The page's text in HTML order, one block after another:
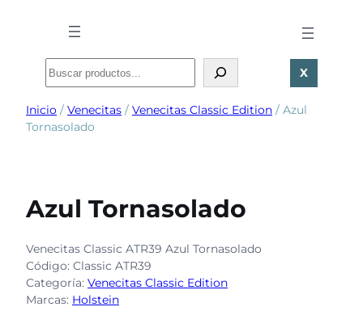
Buscar X
Inicio / Venecitas / Venecitas Classic Edition / Azul
Tornasolado
Azul Tornasolado
Venecitas Classic ATR39 Azul Tornasolado
Código: Classic ATR39
Categoría: Venecitas Classic Edition
Marcas: Holstein